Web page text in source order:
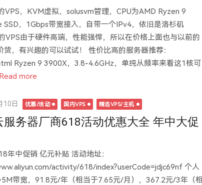
VPS，KVM虚拟，solusvm管理，CPU为AMD Ryzen 9
，1Gbps带宽接入，自带一个IPv4，依旧是洛杉矶
由于硬件高端，性能强悍，所以在价格上面也与以前的
，有兴趣的可以试试！ 性价比高的服务器推荐：
Ryzen 9 3900X，3.8-4.6GHz，单纯从频率来看这1核可
Read more
10日 优惠/活动 国内VPS 精选VPS/主机
服务器厂商618活动优惠大全 年中大促
年中促销 亿元补贴 活动地址：
activity/618/index?userCode=jdjc69nf 个人
带宽，91.8元/年（相当于7.65元/月），367.2元/3年（相